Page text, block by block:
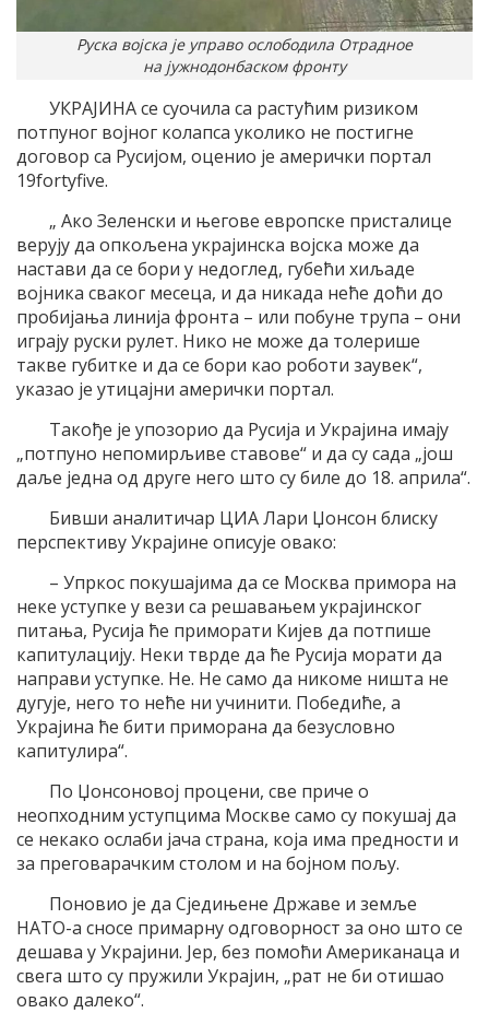
Руска војска је управо ослободила Отрадное
на јужнодонбаском фронту
УКРАЈИНА се суочила са растућим ризиком
потпуног војног колапса уколико не постигне
договор са Русијом, оценио је амерички портал
19fortyfive.
„ Ако Зеленски и његове европске присталице
верују да опкољена украјинска војска може да
настави да се бори у недоглед, губећи хиљаде
војника сваког месеца, и да никада неће доћи до
пробијања линија фронта – или побуне трупа – они
играју руски рулет. Нико не може да толерише
такве губитке и да се бори као роботи заувек“,
указао је утицајни амерички портал.
Такође је упозорио да Русија и Украјина имају
„потпуно непомирљиве ставове“ и да су сада „још
даље једна од друге него што су биле до 18. априла“.
Бивши аналитичар ЦИА Лари Џонсон блиску
перспективу Украјине описује овако:
– Упркос покушајима да се Москва примора на
неке уступке у вези са решавањем украјинског
питања, Русија ће приморати Кијев да потпише
капитулацију. Неки тврде да ће Русија морати да
направи уступке. Не. Не само да никоме ништа не
дугује, него то неће ни учинити. Победиће, а
Украјина ће бити приморана да безусловно
капитулира“.
По Џонсоновој процени, све приче о
неопходним уступцима Москве само су покушај да
се некако ослаби јача страна, која има предности и
за преговарачким столом и на бојном пољу.
Поновио је да Сједињене Државе и земље
НАТО-а сносе примарну одговорност за оно што се
дешава у Украјини. Јер, без помоћи Американаца и
свега што су пружили Украјин, „рат не би отишао
овако далеко“.